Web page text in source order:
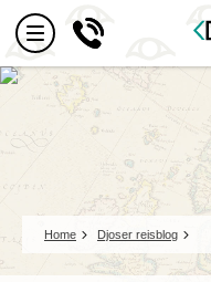
Home Djoser reisblog